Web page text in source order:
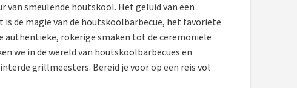
smeulende houtskool. Het geluid van een
de magie van de houtskoolbarbecue, het favoriete
authentieke, rokerige smaken tot de ceremoniële
we in de wereld van houtskoolbarbecues en
grillmeesters. Bereid je voor op een reis vol